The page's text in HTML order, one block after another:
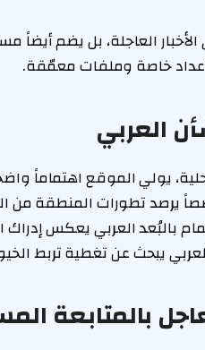
العاجلة، بل يضم
خاصة وملفات معمّقة.
العربي
يولي الموقع اهتماماً
يرصد تطورات المنطقة من
بالبُعد العربي يعكس
يبحث عن تغطية تربط
بالمتابعة